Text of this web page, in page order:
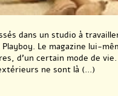
dans un studio à
Playboy. Le magazine lui-
d’un certain mode de
ne sont là (...)